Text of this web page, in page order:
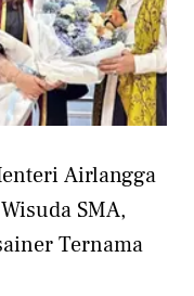
Airlangga
SMA,
Ternama